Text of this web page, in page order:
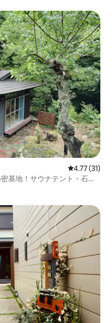
レビュー31
4.77 (31)
基地！サウナテント・石